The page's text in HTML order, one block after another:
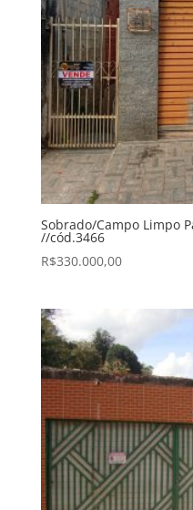
Sobrado/Campo Limpo
//cód.3466
R$330.000,00